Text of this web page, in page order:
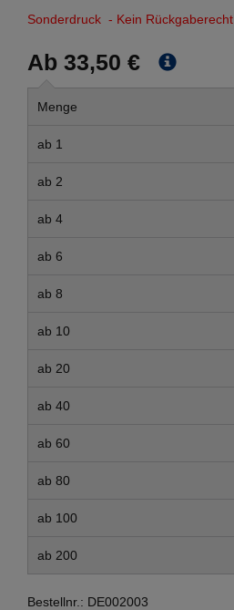
Sonderdruck - Kein Rückgaberecht
Ab 33,50 €
Menge
ab 1
ab 2
ab 4
ab 6
ab 8
ab 10
ab 20
ab 40
ab 60
ab 80
ab 100
ab 200
Bestellnr.: DE002003